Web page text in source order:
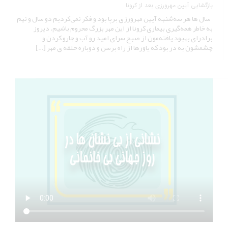
بازگشایی آیین مهرورزی بعد از کرونا
سال ها هر سه‌شنبه آیین مهرورزی برپا بود و فکر نمی‌کردیم دو سال و نیم
به خاطر همه‌گیری بیماری کرونا از این مهر بزرگ محروم باشیم. دیروز
برادرای بهبود یافته‌مون از صبح سرای امید رو آب و جارو کردن و
چشمشون به در بود که یاورها از راه برسن و دوباره حلقه ی مهر […]